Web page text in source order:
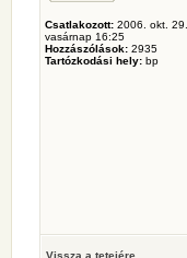
Csatlakozott: 2006. okt. 29.,
vasárnap 16:25
Hozzászólások: 2935
Tartózkodási hely: bp
Vissza a tetejére